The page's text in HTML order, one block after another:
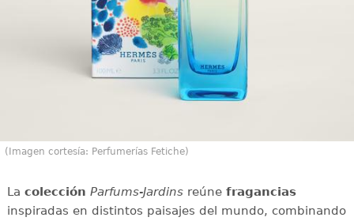
(Imagen cortesía: Perfumerías Fetiche)
La colección Parfums-Jardinsreúne fragancias
inspiradas en distintos paisajes del mundo, combinando